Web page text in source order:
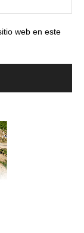
web en este